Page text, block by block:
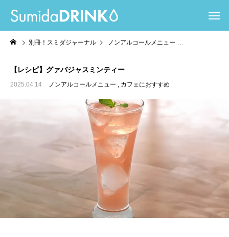
別冊！スミダジャーナル ノンアルコールメニュー カフェにおすすめ
【レシピ】グァバジャスミンティー
2025.04.14 ノンアルコールメニュー カフェにおすすめ